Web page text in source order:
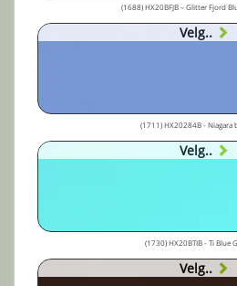
(1688) HX20BFJB – Glitter Fjord
Velg..
(1711) HX20284B - Niagara
Velg..
(1730) HX20BTIB - Ti Blue
Velg..